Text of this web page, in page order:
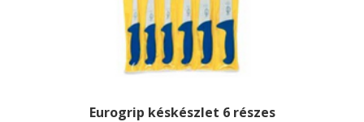
Eurogrip késkészlet 6 részes